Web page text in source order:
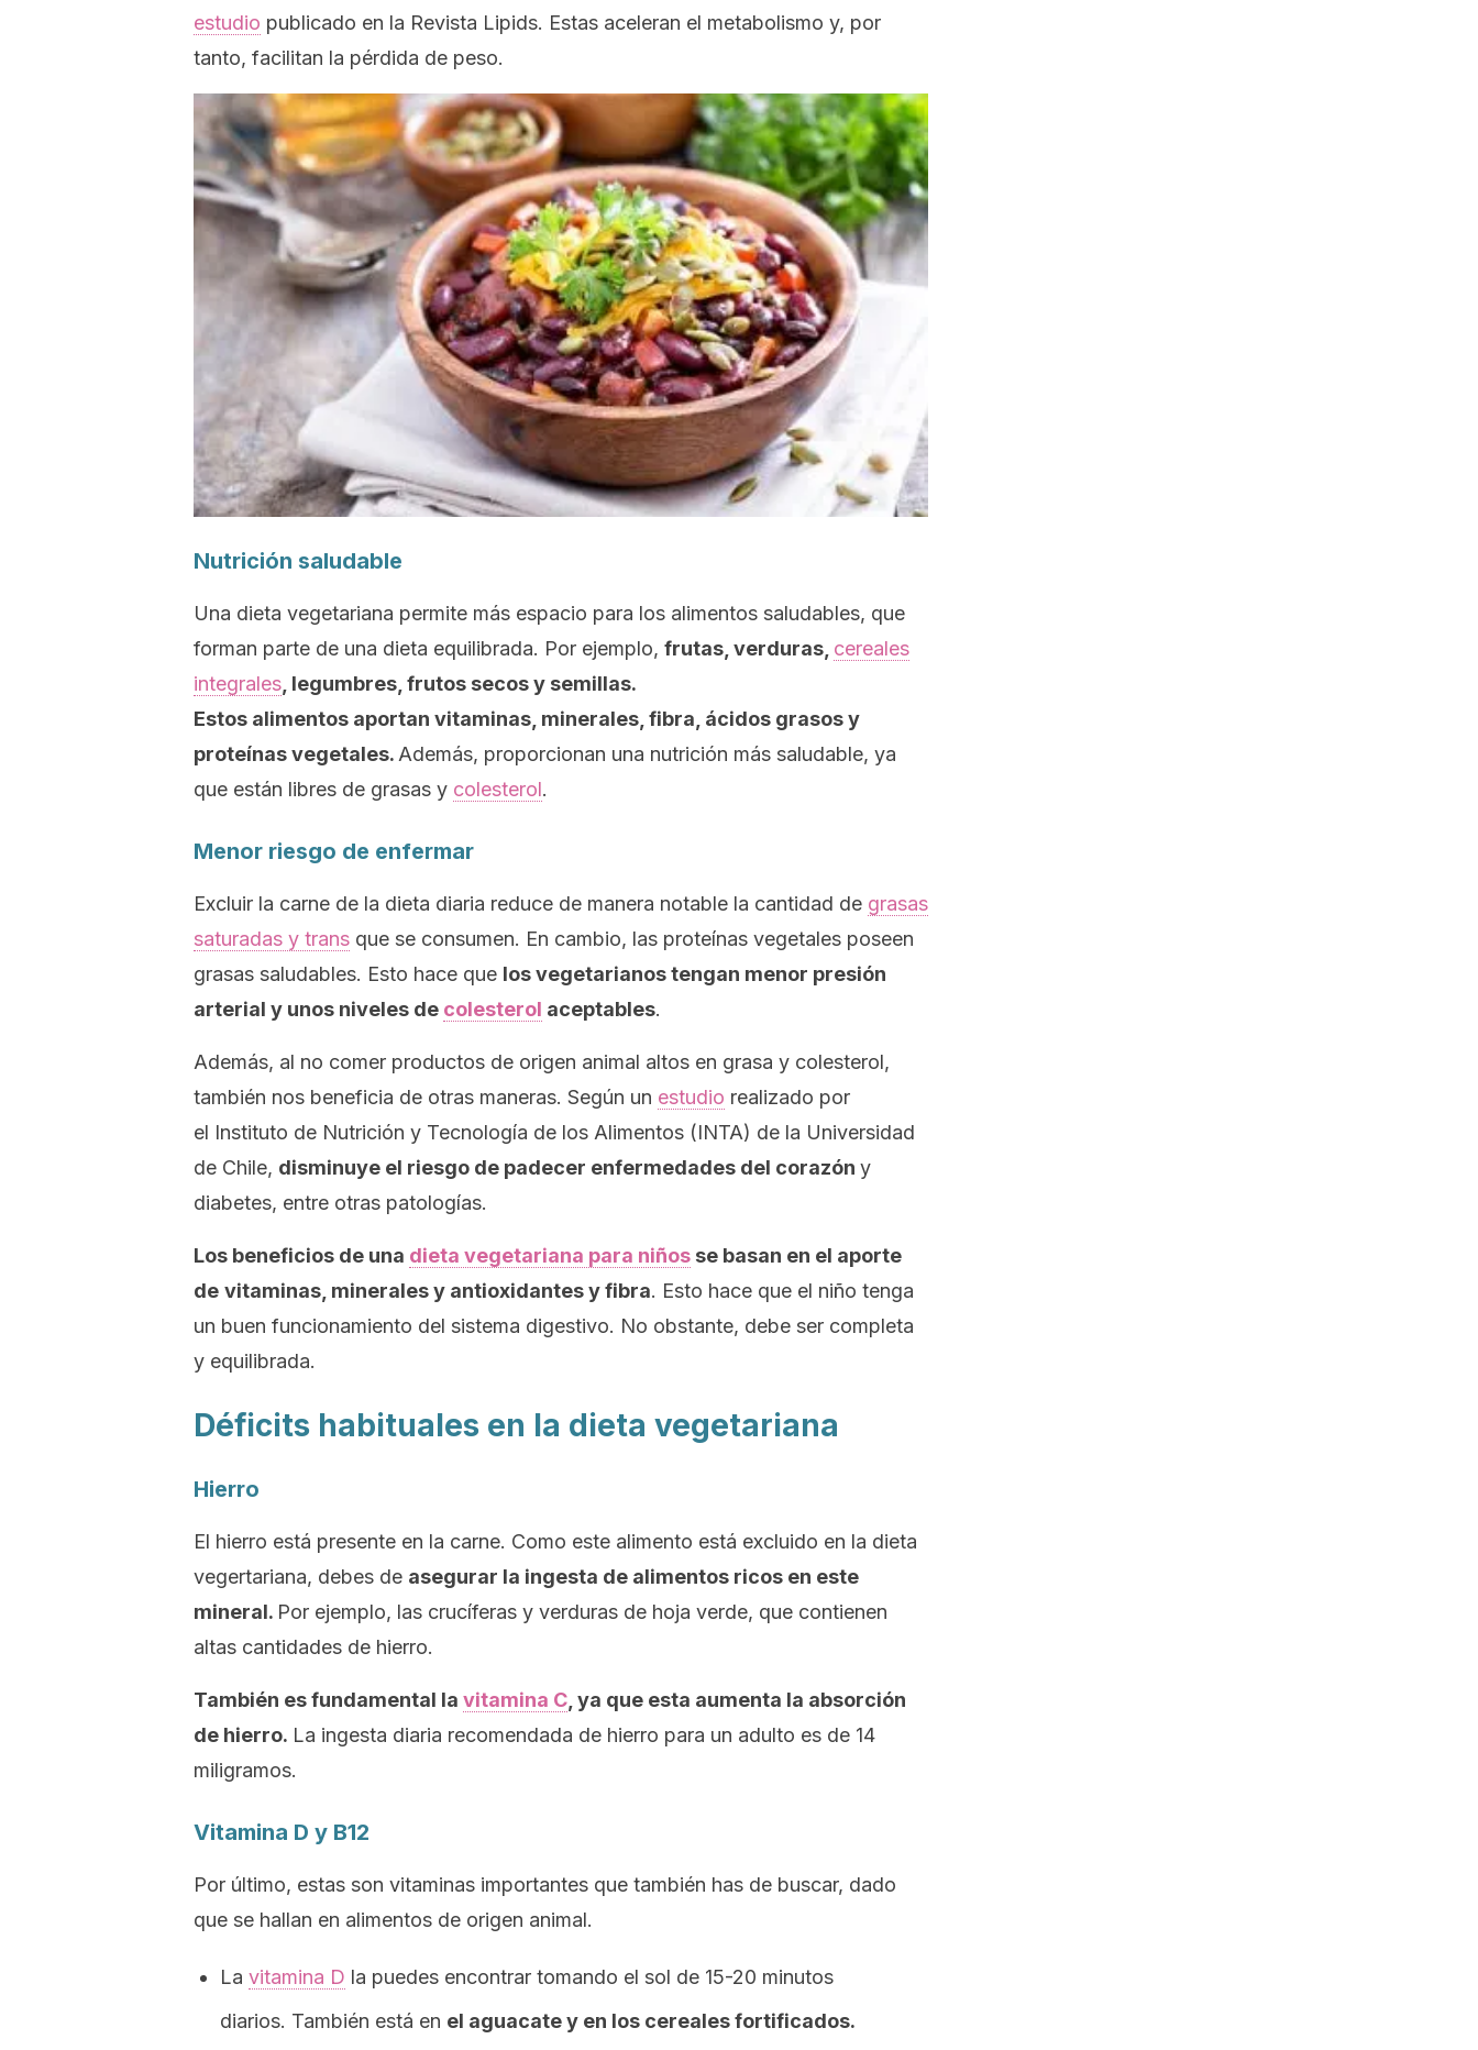
estudio publicado en la Revista Lipids. Estas aceleran el metabolismo y, por
tanto, facilitan la pérdida de peso.
Nutrición saludable
Una dieta vegetariana permite más espacio para los alimentos saludables, que
forman parte de una dieta equilibrada. Por ejemplo, frutas, verduras, cereales
integrales , legumbres, frutos secos y semillas.
Estos alimentos aportan vitaminas, minerales, fibra, ácidos grasos y
proteínas vegetales. Además, proporcionan una nutrición más saludable, ya
que están libres de grasas y colesterol.
Menor riesgo de enfermar
Excluir la carne de la dieta diaria reduce de manera notable la cantidad de grasas
saturadas y trans que se consumen. En cambio, las proteínas vegetales poseen
grasas saludables. Esto hace que los vegetarianos tengan menor presión
arterial y unos niveles de colesterol aceptables.
Además, al no comer productos de origen animal altos en grasa y colesterol,
también nos beneficia de otras maneras. Según un estudio realizado por
el Instituto de Nutrición y Tecnología de los Alimentos (INTA) de la Universidad
de Chile, disminuye el riesgo de padecer enfermedades del corazón y
diabetes, entre otras patologías.
Los beneficios de una dieta vegetariana para niños se basan en el aporte
de vitaminas, minerales y antioxidantes y fibra. Esto hace que el niño tenga
un buen funcionamiento del sistema digestivo. No obstante, debe ser completa
y equilibrada.
Déficits habituales en la dieta vegetariana
Hierro
El hierro está presente en la carne. Como este alimento está excluido en la dieta
vegertariana, debes de asegurar la ingesta de alimentos ricos en este
mineral. Por ejemplo, las crucíferas y verduras de hoja verde, que contienen
altas cantidades de hierro.
También es fundamental la vitamina C , ya que esta aumenta la absorción
de hierro. La ingesta diaria recomendada de hierro para un adulto es de 14
miligramos.
Vitamina D y B12
Por último, estas son vitaminas importantes que también has de buscar, dado
que se hallan en alimentos de origen animal.
La vitamina D la puedes encontrar tomando el sol de 15-20 minutos
diarios. También está en el aguacate y en los cereales fortificados.